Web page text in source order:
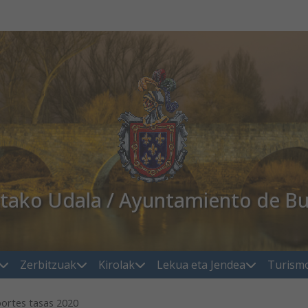
Udala / Ayuntamiento de
Zerbitzuak Kirolak Lekua eta Jendea
tasas 2020